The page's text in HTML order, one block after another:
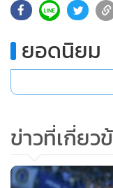
ยอดนิยม
ข่าวที่เกี่ยว